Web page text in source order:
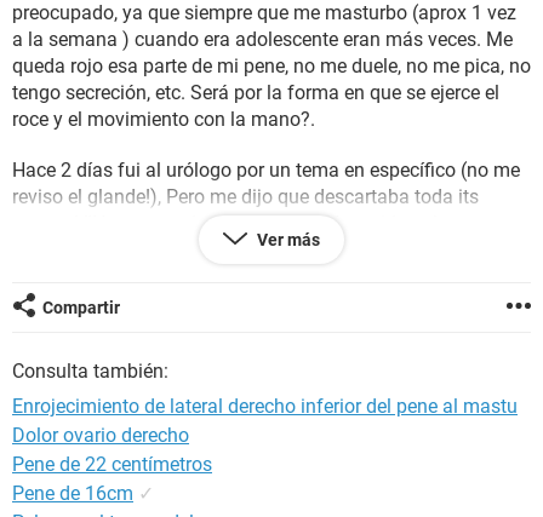
SEXUALIDAD
GLOSARIO
preocupado, ya que siempre que me masturbo (aprox 1 vez
a la semana ) cuando era adolescente eran más veces. Me
queda rojo esa parte de mi pene, no me duele, no me pica, no
tengo secreción, etc. Será por la forma en que se ejerce el
roce y el movimiento con la mano?.
Hace 2 días fui al urólogo por un tema en específico (no me
reviso el glande!), Pero me dijo que descartaba toda its
pareja sexual que se ha hecho exámenes y han salido
Muchas gracias!
Ver más
Compartir
Consulta también:
Enrojecimiento de lateral derecho inferior del pene al mastu
Dolor ovario derecho
Pene de 22 centímetros
Pene de 16cm ✓